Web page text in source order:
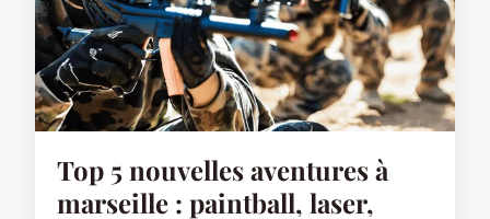
Top 5 nouvelles aventures à
marseille : paintball, laser,